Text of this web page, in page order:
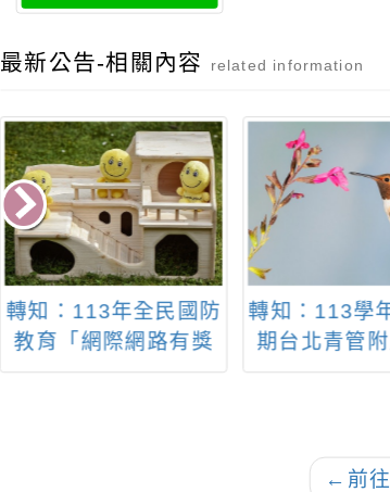
最新公告-相關內容 related information
轉知：113年全民國防
教育「網際網路有獎
徵答活動」
轉知：113學
期台北青管
招生
← 前